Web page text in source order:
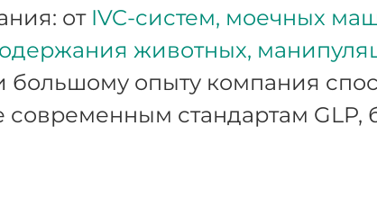
от IVC-систем, моечных
животных,
большому опыту компания
современным стандартам